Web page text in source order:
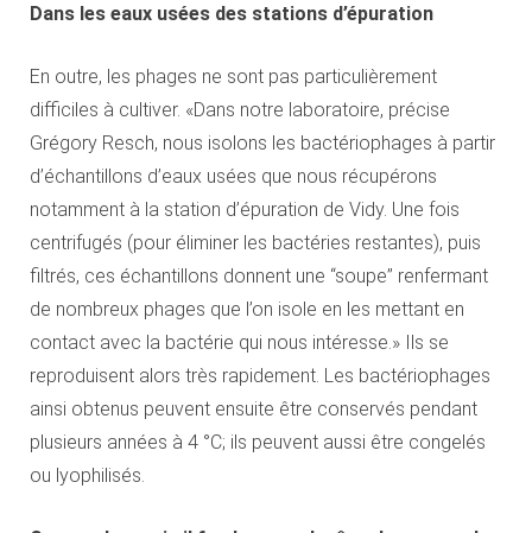
Dans les eaux usées des stations d’épuration
En outre, les phages ne sont pas particulièrement
difficiles à cultiver. «Dans notre laboratoire, précise
Grégory Resch, nous isolons les bactériophages à partir
d’échantillons d’eaux usées que nous récupérons
notamment à la station d’épuration de Vidy. Une fois
centrifugés (pour éliminer les bactéries restantes), puis
filtrés, ces échantillons donnent une “soupe” renfermant
de nombreux phages que l’on isole en les mettant en
contact avec la bactérie qui nous intéresse.» Ils se
reproduisent alors très rapidement. Les bactériophages
ainsi obtenus peuvent ensuite être conservés pendant
plusieurs années à 4 °C; ils peuvent aussi être congelés
ou lyophilisés.